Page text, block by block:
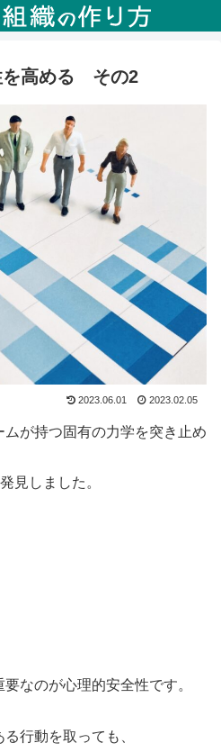
高める その2
2023.06.01 2023.02.05
が持つ固有の力学を突き止め
見しました。
なのが心理的安全性です。
行動を取っても、